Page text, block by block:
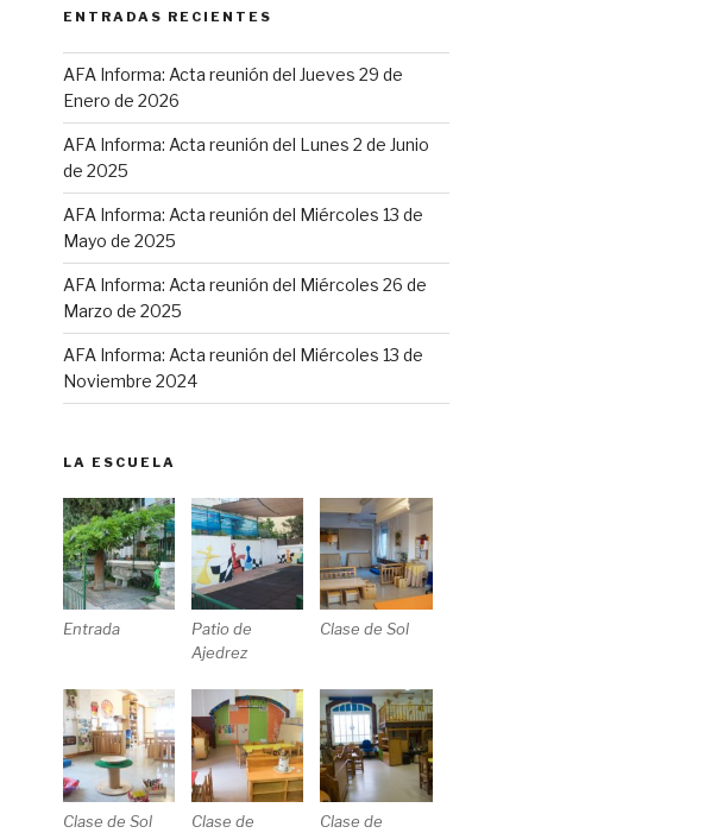
ENTRADAS RECIENTES
AFA Informa: Acta reunión del Jueves 29 de
Enero de 2026
AFA Informa: Acta reunión del Lunes 2 de Junio
de 2025
AFA Informa: Acta reunión del Miércoles 13 de
Mayo de 2025
AFA Informa: Acta reunión del Miércoles 26 de
Marzo de 2025
AFA Informa: Acta reunión del Miércoles 13 de
Noviembre 2024
LA ESCUELA
Entrada
Patio de
Ajedrez
Clase de Sol
Clase de Sol
Clase de
Clase de